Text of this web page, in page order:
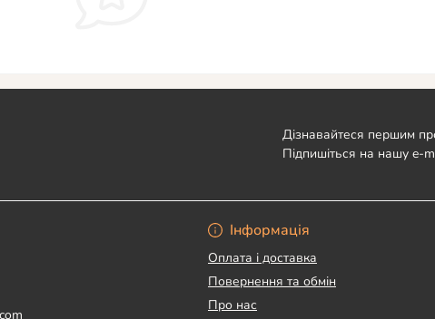
Дізнавайтеся першим
Підпишіться на нашу e-
Інформація
Оплата і доставка
Повернення та обмін
Про нас